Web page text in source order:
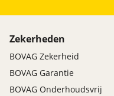
Zekerheden
BOVAG Zekerheid
BOVAG Garantie
BOVAG Onderhoudsvrij